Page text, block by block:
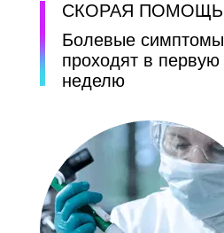
СКОРАЯ ПОМОЩЬ
Болевые симптомы
проходят в первую
неделю